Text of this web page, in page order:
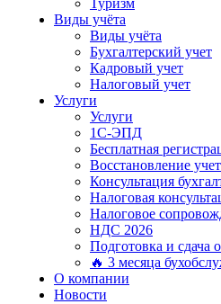
Туризм
Виды учёта
Виды учёта
Бухгалтерский учет
Кадровый учет
Налоговый учет
Услуги
Услуги
1С-ЭПД
Бесплатная
Восстановление
Консультация
Налоговая
Налоговое
НДС 2026
Подготовка и сдача
🔥 3 месяца
О компании
Новости